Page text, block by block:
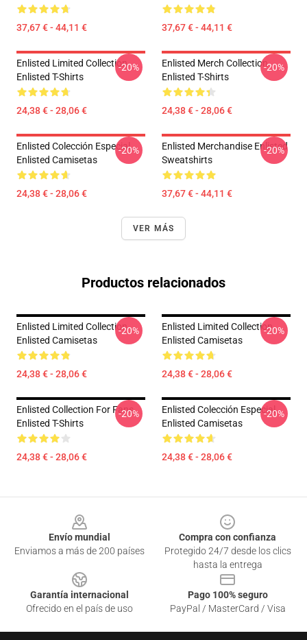
37,67 € - 44,11 € 37,67 € - 44,11 €
Enlisted Limited Collection
Enlisted T-Shirts
24,38 € - 28,06 €
-20%
Enlisted Merch Collection
Enlisted T-Shirts
24,38 € - 28,06 €
-20%
Enlisted Colección Especial
Enlisted Camisetas
24,38 € - 28,06 €
-20%
Enlisted Merchandise Enlisted
Sweatshirts
37,67 € - 44,11 €
-20%
VER MÁS
Productos relacionados
Enlisted Limited Collection
Enlisted Camisetas
24,38 € - 28,06 €
-20%
Enlisted Limited Collection
Enlisted Camisetas
24,38 € - 28,06 €
-20%
Enlisted Collection For Fans
Enlisted T-Shirts
24,38 € - 28,06 €
-20%
Enlisted Colección Especial
Enlisted Camisetas
24,38 € - 28,06 €
-20%
Envío mundial
Enviamos a más de 200 países
Compra con confianza
Protegido 24/7 desde los clics
hasta la entrega
Garantía internacional
Ofrecido en el país de uso
Pago 100% seguro
PayPal / MasterCard / Visa